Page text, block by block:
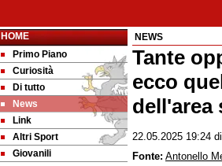
HOME
Primo Piano
Curiosità
Di tutto
News
Link
Altri Sport
Giovanili
NEWS
Tante
ecco
dell'area
22.05.2025 19:24 di
Fonte: Antonello